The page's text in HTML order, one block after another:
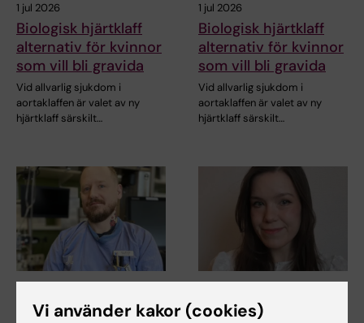
1 jul 2026
Biologisk hjärtklaff
alternativ för kvinnor
som vill bli gravida
Vid allvarlig sjukdom i
aortaklaffen är valet av ny
hjärtklaff särskilt…
1 jul 2026
Biologisk hjärtklaff
alternativ för kvinnor
som vill bli gravida
Vid allvarlig sjukdom i
aortaklaffen är valet av ny
hjärtklaff särskilt…
Avhandling om
Malin Granbom Koski
Vi använder kakor (cookies)